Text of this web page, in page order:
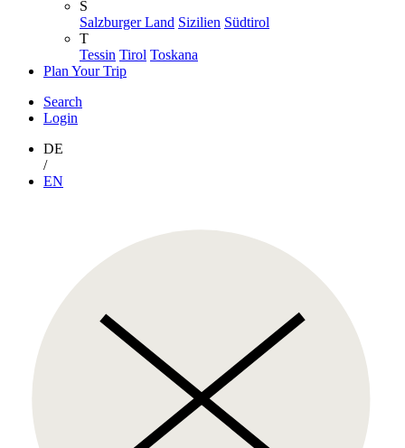
S
Salzburger Land Sizilien Südtirol
T
Tessin Tirol Toskana
Plan Your Trip
Search
Login
DE
/
EN